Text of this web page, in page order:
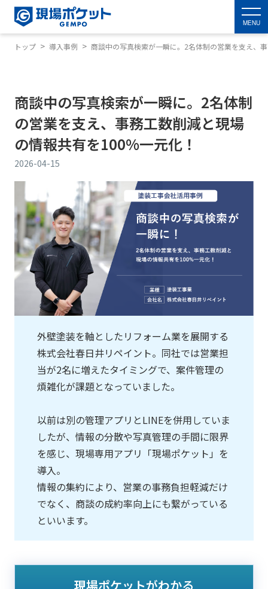
MENU
トップ 導入事例 商談中の写真検索が一瞬に。2名体制の営業を支え、
商談中の写真検索が一瞬に。2名体制
の営業を支え、事務工数削減と現場
の情報共有を100%一元化！
2026-04-15
外壁塗装を軸としたリフォーム業を展開する
株式会社春日井リペイント。同社では営業担
当が2名に増えたタイミングで、案件管理の
煩雑化が課題となっていました。
以前は別の管理アプリとLINEを併用していま
したが、情報の分散や写真管理の手間に限界
を感じ、現場専用アプリ「現場ポケット」を
導入。
情報の集約により、営業の事務負担軽減だけ
でなく、商談の成約率向上にも繋がっている
といいます。
現場ポケットがわかる